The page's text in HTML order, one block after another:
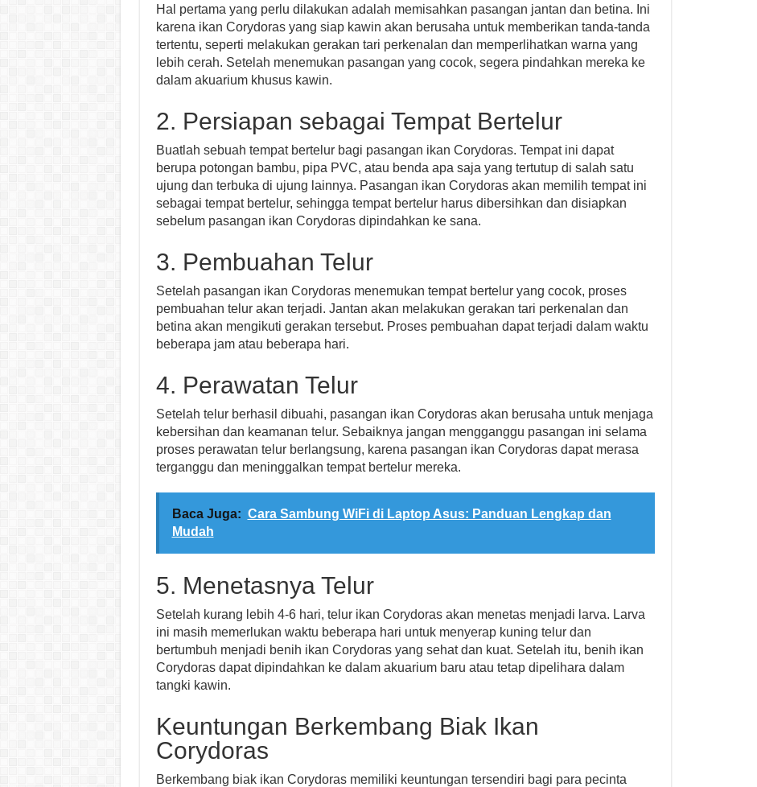
Hal pertama yang perlu dilakukan adalah memisahkan pasangan jantan dan betina. Ini
karena ikan Corydoras yang siap kawin akan berusaha untuk memberikan tanda-tanda
tertentu, seperti melakukan gerakan tari perkenalan dan memperlihatkan warna yang
lebih cerah. Setelah menemukan pasangan yang cocok, segera pindahkan mereka ke
dalam akuarium khusus kawin.
2. Persiapan sebagai Tempat Bertelur
Buatlah sebuah tempat bertelur bagi pasangan ikan Corydoras. Tempat ini dapat
berupa potongan bambu, pipa PVC, atau benda apa saja yang tertutup di salah satu
ujung dan terbuka di ujung lainnya. Pasangan ikan Corydoras akan memilih tempat ini
sebagai tempat bertelur, sehingga tempat bertelur harus dibersihkan dan disiapkan
sebelum pasangan ikan Corydoras dipindahkan ke sana.
3. Pembuahan Telur
Setelah pasangan ikan Corydoras menemukan tempat bertelur yang cocok, proses
pembuahan telur akan terjadi. Jantan akan melakukan gerakan tari perkenalan dan
betina akan mengikuti gerakan tersebut. Proses pembuahan dapat terjadi dalam waktu
beberapa jam atau beberapa hari.
4. Perawatan Telur
Setelah telur berhasil dibuahi, pasangan ikan Corydoras akan berusaha untuk menjaga
kebersihan dan keamanan telur. Sebaiknya jangan mengganggu pasangan ini selama
proses perawatan telur berlangsung, karena pasangan ikan Corydoras dapat merasa
terganggu dan meninggalkan tempat bertelur mereka.
Baca Juga: Cara Sambung WiFi di Laptop Asus: Panduan Lengkap dan
Mudah
5. Menetasnya Telur
Setelah kurang lebih 4-6 hari, telur ikan Corydoras akan menetas menjadi larva. Larva
ini masih memerlukan waktu beberapa hari untuk menyerap kuning telur dan
bertumbuh menjadi benih ikan Corydoras yang sehat dan kuat. Setelah itu, benih ikan
Corydoras dapat dipindahkan ke dalam akuarium baru atau tetap dipelihara dalam
tangki kawin.
Keuntungan Berkembang Biak Ikan
Corydoras
Berkembang biak ikan Corydoras memiliki keuntungan tersendiri bagi para pecinta